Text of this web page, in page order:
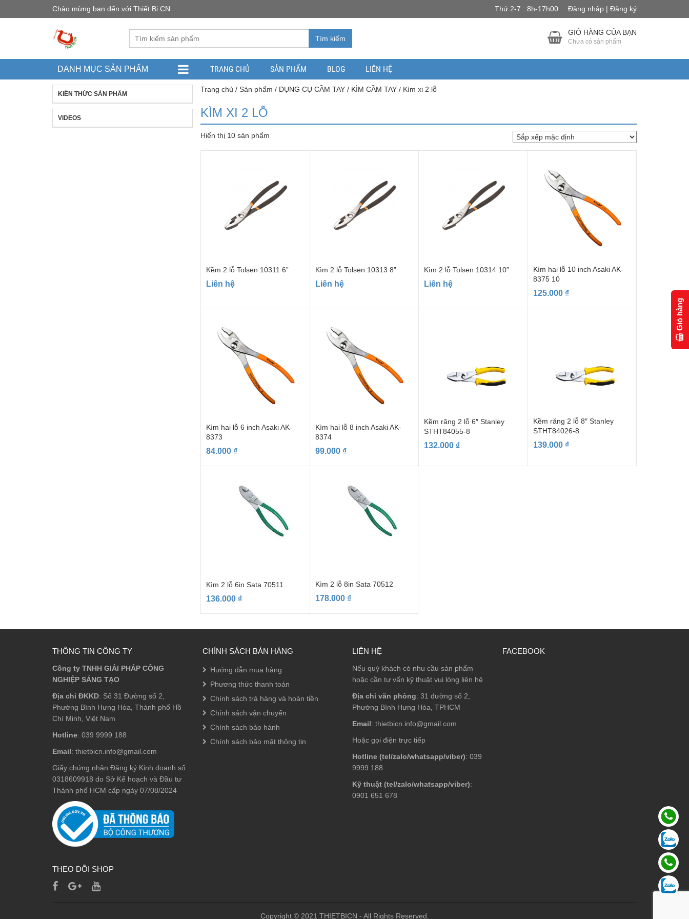
Chào mừng bạn đến với Thiết Bị CN Thứ 2-7 : 8h-17h00 Đăng nhập | Đăng ký
Tìm kiếm
GIỎ HÀNG CỦA BẠN
Chưa có sản phẩm
DANH MỤC SẢN PHẨM TRANG CHỦ SẢN PHẨM BLOG LIÊN HỆ
Trang chủ / Sản phẩm / DỤNG CỤ CẦM TAY/ KÌM CẦM TAY/ Kìm xi 2 lỗ
KÌM XI 2 LỖ
Hiển thị 10 sản phẩm
Kềm 2 lỗ Tolsen 10311 6”
Liên hệ
Kìm 2 lỗ Tolsen 10313 8”
Liên hệ
Kìm 2 lỗ Tolsen 10314 10”
Liên hệ
Kìm hai lỗ 10 inch Asaki AK-
8375 10
125.000 ₫
Kìm hai lỗ 6 inch Asaki AK-
8373
84.000 ₫
Kìm hai lỗ 8 inch Asaki AK-
8374
99.000 ₫
Kềm răng 2 lỗ 6″ Stanley
STHT84055-8
132.000 ₫
Kềm răng 2 lỗ 8″ Stanley
STHT84026-8
139.000 ₫
Kìm 2 lỗ 6in Sata 70511
136.000 ₫
Kìm 2 lỗ 8in Sata 70512
178.000 ₫
KIẾN THỨC SẢN PHẨM
VIDEOS
THÔNG TIN CÔNG TY
Công ty TNHH GIẢI PHÁP CÔNG
NGHIỆP SÁNG TẠO
Địa chỉ ĐKKD: Số 31 Đường số 2,
Phường Bình Hưng Hòa, Thành phố Hồ
Chí Minh, Việt Nam
Hotline: 039 9999 188
Email: thietbicn.info@gmail.com
Giấy chứng nhận Đăng ký Kinh doanh số
0318609918 do Sở Kế hoạch và Đầu tư
Thành phố HCM cấp ngày 07/08/2024
THEO DÕI SHOP
CHÍNH SÁCH BÁN HÀNG
Hướng dẫn mua hàng
Phương thức thanh toán
Chính sách trả hàng và hoàn tiền
Chính sách vận chuyển
Chính sách bảo hành
Chính sách bảo mật thông tin
LIÊN HỆ
Nếu quý khách có nhu cầu sản phẩm
hoặc cần tư vấn kỹ thuật vui lòng liên hệ
Địa chỉ văn phòng: 31 đường số 2,
Phường Bình Hưng Hòa, TPHCM
Email: thietbicn.info@gmail.com
Hoặc gọi điện trực tiếp
Hotline (tel/zalo/whatsapp/viber): 039
9999 188
Kỹ thuật (tel/zalo/whatsapp/viber):
0901 651 678
FACEBOOK
Copyright © 2021 THIETBICN - All Rights Reserved.
Giỏ hàng